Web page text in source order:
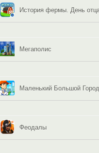
История фермы. День
Мегаполис
Маленький Большой Город
Феодалы